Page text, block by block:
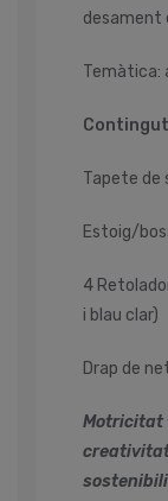
desament
Temàtica:
Tapete de
Estoig/
4
i blau clar)
Drap de
Motricitat